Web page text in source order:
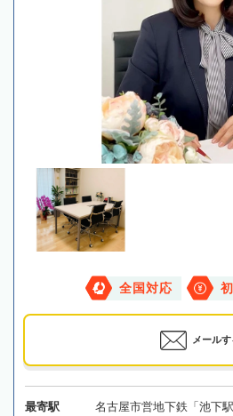
全国対応
メールす
最寄駅 名古屋市営地下鉄「池下